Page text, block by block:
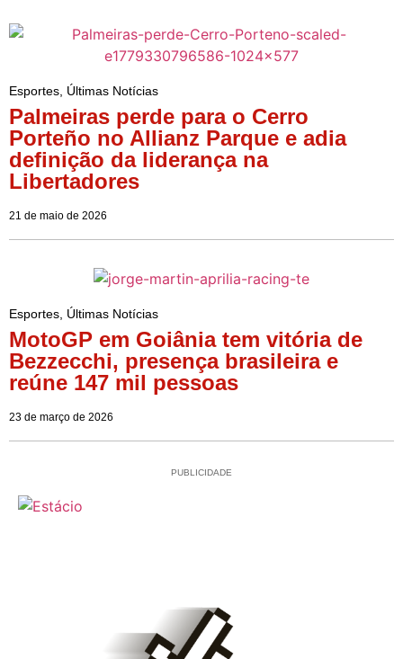
Esportes Últimas Notícias
Palmeiras perde para o Cerro
Porteño no Allianz Parque e adia
definição da liderança na
Libertadores
21 de maio de 2026
Esportes, Últimas Notícias
MotoGP em Goiânia tem vitória de
Bezzecchi, presença brasileira e
reúne 147 mil pessoas
23 de março de 2026
PUBLICIDADE